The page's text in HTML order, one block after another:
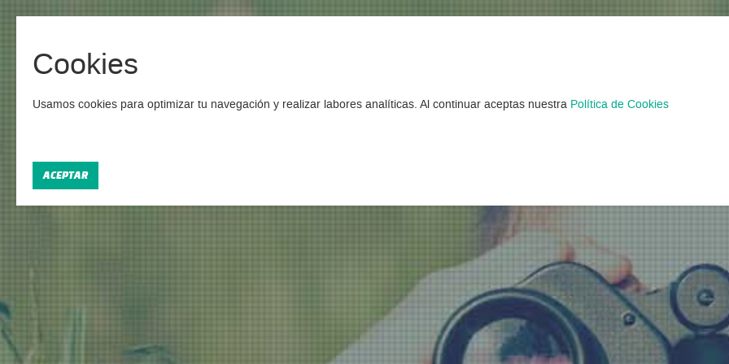
Cookies
Usamos cookies para optimizar tu navegación y realizar labores analíticas. Al continuar aceptas nuestra Política de Cookies
ACEPTAR